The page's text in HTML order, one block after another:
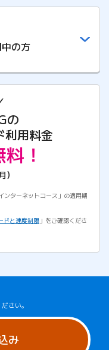
の方
の
利用料金
！
ンターネットコース」の適用期
ドと速度制限 」をご確認くださ
さい。
み